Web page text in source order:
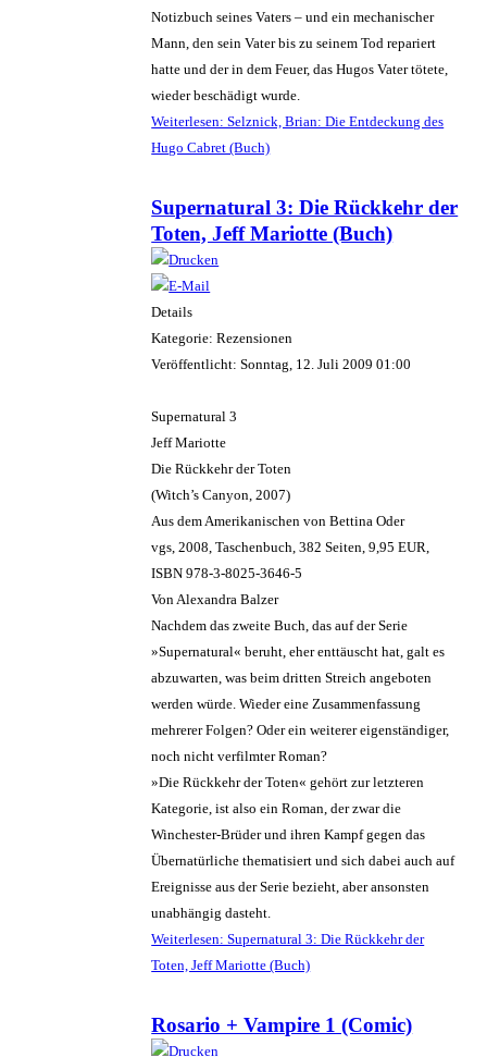
Notizbuch seines Vaters – und ein mechanischer
Mann, den sein Vater bis zu seinem Tod repariert
hatte und der in dem Feuer, das Hugos Vater tötete,
wieder beschädigt wurde.
Weiterlesen: Selznick, Brian: Die Entdeckung des
Hugo Cabret (Buch)
Supernatural 3: Die Rückkehr der
Toten, Jeff Mariotte (Buch)
Details
Kategorie: Rezensionen
Veröffentlicht: Sonntag, 12. Juli 2009 01:00
Supernatural 3
Jeff Mariotte
Die Rückkehr der Toten
(Witch’s Canyon, 2007)
Aus dem Amerikanischen von Bettina Oder
vgs, 2008, Taschenbuch, 382 Seiten, 9,95 EUR,
ISBN 978-3-8025-3646-5
Von Alexandra Balzer
Nachdem das zweite Buch, das auf der Serie
»Supernatural« beruht, eher enttäuscht hat, galt es
abzuwarten, was beim dritten Streich angeboten
werden würde. Wieder eine Zusammenfassung
mehrerer Folgen? Oder ein weiterer eigenständiger,
noch nicht verfilmter Roman?
»Die Rückkehr der Toten« gehört zur letzteren
Kategorie, ist also ein Roman, der zwar die
Winchester-Brüder und ihren Kampf gegen das
Übernatürliche thematisiert und sich dabei auch auf
Ereignisse aus der Serie bezieht, aber ansonsten
unabhängig dasteht.
Weiterlesen: Supernatural 3: Die Rückkehr der
Toten, Jeff Mariotte (Buch)
Rosario + Vampire 1 (Comic)